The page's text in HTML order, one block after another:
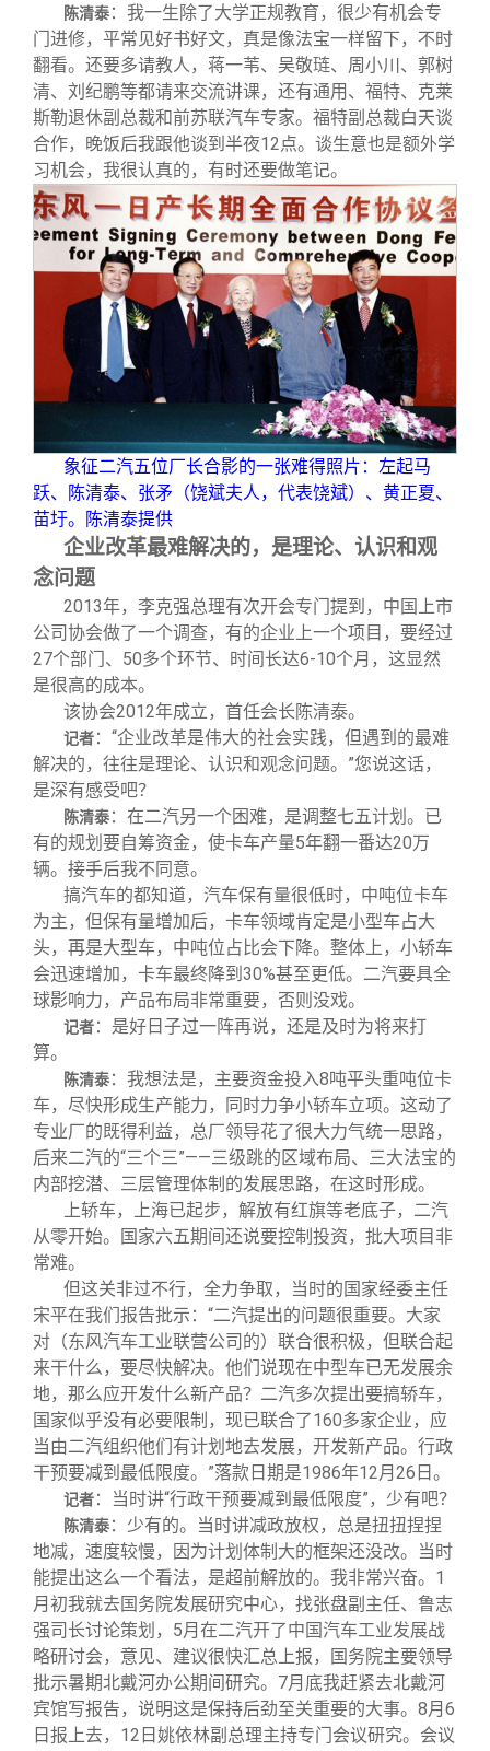
陈清泰：我一生除了大学正规教育，很少有机会专
门进修，平常见好书好文，真是像法宝一样留下，不时
翻看。还要多请教人，蒋一苇、吴敬琏、周小川、郭树
清、刘纪鹏等都请来交流讲课，还有通用、福特、克莱
斯勒退休副总裁和前苏联汽车专家。福特副总裁白天谈
合作，晚饭后我跟他谈到半夜12点。谈生意也是额外学
习机会，我很认真的，有时还要做笔记。
象征二汽五位厂长合影的一张难得照片：左起马
跃、陈清泰、张矛（饶斌夫人，代表饶斌）、黄正夏、
苗圩。陈清泰提供
企业改革最难解决的，是理论、认识和观
念问题
2013年，李克强总理有次开会专门提到，中国上市
公司协会做了一个调查，有的企业上一个项目，要经过
27个部门、50多个环节、时间长达6-10个月，这显然
是很高的成本。
该协会2012年成立，首任会长陈清泰。
记者：“企业改革是伟大的社会实践，但遇到的最难
解决的，往往是理论、认识和观念问题。”您说这话，
是深有感受吧？
陈清泰：在二汽另一个困难，是调整七五计划。已
有的规划要自筹资金，使卡车产量5年翻一番达20万
辆。接手后我不同意。
搞汽车的都知道，汽车保有量很低时，中吨位卡车
为主，但保有量增加后，卡车领域肯定是小型车占大
头，再是大型车，中吨位占比会下降。整体上，小轿车
会迅速增加，卡车最终降到30%甚至更低。二汽要具全
球影响力，产品布局非常重要，否则没戏。
记者：是好日子过一阵再说，还是及时为将来打
算。
陈清泰：我想法是，主要资金投入8吨平头重吨位卡
车，尽快形成生产能力，同时力争小轿车立项。这动了
专业厂的既得利益，总厂领导花了很大力气统一思路，
后来二汽的“三个三”——三级跳的区域布局、三大法宝的
内部挖潜、三层管理体制的发展思路，在这时形成。
上轿车，上海已起步，解放有红旗等老底子，二汽
从零开始。国家六五期间还说要控制投资，批大项目非
常难。
但这关非过不行，全力争取，当时的国家经委主任
宋平在我们报告批示：“二汽提出的问题很重要。大家
对（东风汽车工业联营公司的）联合很积极，但联合起
来干什么，要尽快解决。他们说现在中型车已无发展余
地，那么应开发什么新产品？二汽多次提出要搞轿车，
国家似乎没有必要限制，现已联合了160多家企业，应
当由二汽组织他们有计划地去发展，开发新产品。行政
干预要减到最低限度。”落款日期是1986年12月26日。
记者：当时讲“行政干预要减到最低限度”，少有吧？
陈清泰：少有的。当时讲减政放权，总是扭扭捏捏
地减，速度较慢，因为计划体制大的框架还没改。当时
能提出这么一个看法，是超前解放的。我非常兴奋。1
月初我就去国务院发展研究中心，找张盘副主任、鲁志
强司长讨论策划，5月在二汽开了中国汽车工业发展战
略研讨会，意见、建议很快汇总上报，国务院主要领导
批示暑期北戴河办公期间研究。7月底我赶紧去北戴河
宾馆写报告，说明这是保持后劲至关重要的大事。8月6
日报上去，12日姚依林副总理主持专门会议研究。会议